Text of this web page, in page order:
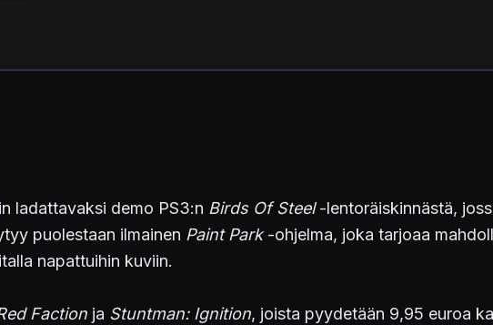
ladattavaksi demo PS3:n Birds Of Steel-lentoräiskinnästä,
puolestaan ilmainen Paint Park-ohjelma, joka tarjoaa
napattuihin kuviin.
Faction ja Stuntman: Ignition, joista pyydetään 9,95 euroa